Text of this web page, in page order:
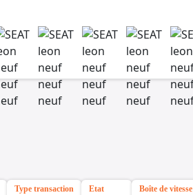
Type transaction Etat Boîte de vitesse